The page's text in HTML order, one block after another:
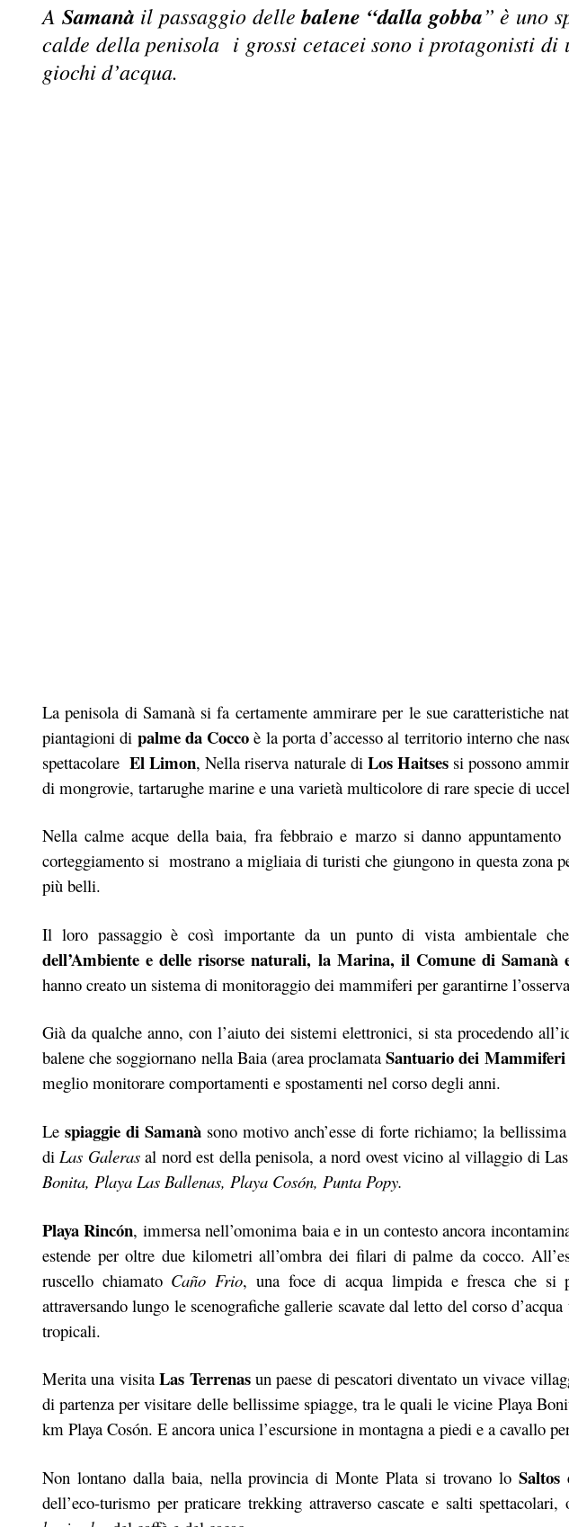
A Samanà il passaggio dellebalene “dalla gobba” è uno
calde della penisola i grossi cetacei sono i protagonisti di
giochi d’acqua.
La penisola di Samanà si fa certamente ammirare per le sue caratteristiche
piantagioni di palme da Cocco è la porta d’accesso al territorio interno che
spettacolareEl Limon, Nella riserva naturale di Los Haitsessi possono
di mongrovie, tartarughe marine e una varietà multicolore di rare specie di
Nella calme acque della baia, fra febbraio e marzo si danno appuntamento
corteggiamento si mostrano a migliaia di turisti che giungono in questa zona
più belli.
Il loro passaggio è così importante da un punto di vista ambientale
dell’Ambiente e delle risorse naturali, la Marina, il Comune di Samanà
hanno creato un sistema di monitoraggio dei mammiferi per garantirne
Già da qualche anno, con l’aiuto dei sistemi elettronici, si sta procedendo
balene che soggiornano nella Baia (area proclamataSantuario dei
meglio monitorare comportamenti e spostamenti nel corso degli anni.
Lespiaggie di Samanà sono motivo anch’esse di forte richiamo; la
di Las Galerasal nord est della penisola, a nord ovest vicino al villaggio di Las
Bonita, Playa Las Ballenas, Playa Cosón, Punta Popy.
Playa Rincón, immersa nell’omonima baia e in un contesto ancora
estende per oltre due kilometri all’ombra dei filari di palme da cocco.
ruscello chiamato Caño Frio, una foce di acqua limpida e fresca che si
attraversando lungo le scenografiche gallerie scavate dal letto del corso
tropicali.
Merita una visitaLas Terrenasun paese di pescatori diventato un vivace
di partenza per visitare delle bellissime spiagge, tra le quali le vicine Playa
km Playa Cosón. E ancora unica l’escursione in montagna a piedi e a cavallo
Non lontano dalla baia, nella provincia di Monte Plata si trovano lo Saltos
dell’eco-turismo per praticare trekking attraverso cascate e salti